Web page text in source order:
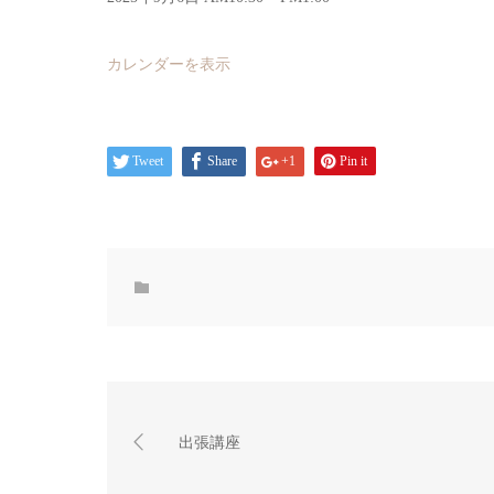
カレンダーを表示
Tweet Share +1 Pin it
出張講座